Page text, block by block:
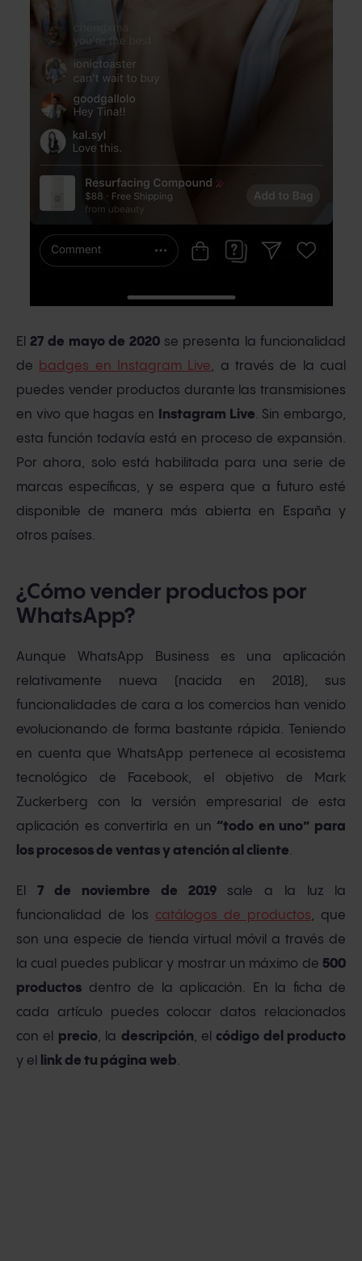
El27 de mayo de 2020se presenta la funcionalidad
de badges en Instagram Live, a través de la cual
puedes vender productos durante las transmisiones
en vivo que hagas en
Instagram Live. Sin embargo,
esta función todavía está en proceso de expansión.
Por ahora, solo está habilitada para una serie de
marcas específicas, y se espera que a futuro esté
disponible de manera más abierta en España y
otros países.
¿Cómo vender productos por
WhatsApp?
Aunque WhatsApp Business es una aplicación
relativamente nueva (nacida en 2018), sus
funcionalidades de cara a los comercios han venido
evolucionando de forma bastante rápida. Teniendo
en cuenta que WhatsApp pertenece al ecosistema
tecnológico de Facebook, el objetivo de Mark
Zuckerberg con la versión empresarial de esta
aplicación es convertirla en un “todo en uno” para
los procesos de ventas y atención al cliente.
El 7 de noviembre de 2019 sale a la luz la
funcionalidad de los catálogos de productos, que
son una especie de tienda virtual móvil a través de
la cual puedes publicar y mostrar un máximo de 500
productos dentro de la aplicación. En la ficha de
cada artículo puedes colocar datos relacionados
con el precio, la descripción, elcódigo del producto
y el
link de tu página web.